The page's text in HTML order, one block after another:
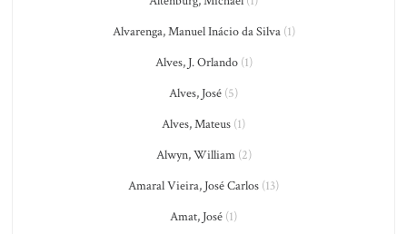
Alvarenga, Manuel Inácio da Silva(1)
Alves, J. Orlando(1)
Alves, José (5)
Alves, Mateus (1)
Alwyn, William(2)
Amaral Vieira, José Carlos (13)
Amat, José (1)